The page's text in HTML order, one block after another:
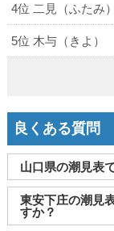
4位 二見（ふたみ）
5位 木与（きよ）
良くある質問
山口県の潮見表
山口(三田尻)、 宇
られております。
東安下庄の潮見
すか？